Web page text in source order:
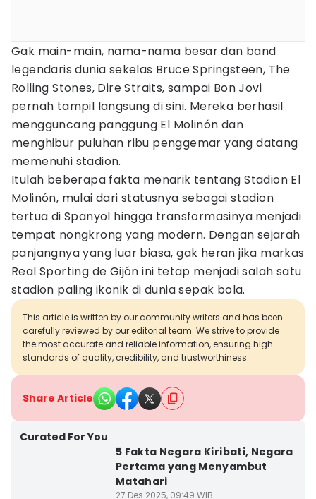
Gak main-main, nama-nama besar dan band
legendaris dunia sekelas Bruce Springsteen, The
Rolling Stones, Dire Straits, sampai Bon Jovi
pernah tampil langsung di sini. Mereka berhasil
mengguncang panggung El Molinón dan
menghibur puluhan ribu penggemar yang datang
memenuhi stadion.
Itulah beberapa fakta menarik tentang Stadion El
Molinón, mulai dari statusnya sebagai stadion
tertua di Spanyol hingga transformasinya menjadi
tempat nongkrong yang modern. Dengan sejarah
panjangnya yang luar biasa, gak heran jika markas
Real Sporting de Gijón ini tetap menjadi salah satu
stadion paling ikonik di dunia sepak bola.
This article is written by our community writers and has been
carefully reviewed by our editorial team. We strive to provide
the most accurate and reliable information, ensuring high
standards of quality, credibility, and trustworthiness.
Share Article
Curated For You
5 Fakta Negara Kiribati, Negara
Pertama yang Menyambut
Matahari
27 Des 2025, 09:49 WIB